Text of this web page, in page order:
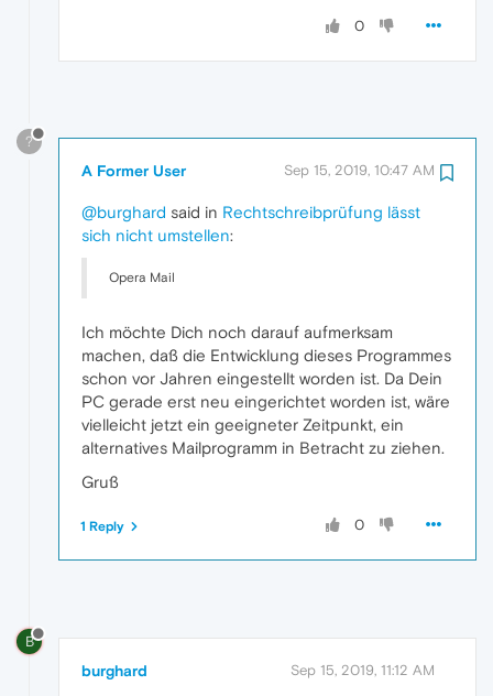
0
?
A Former User Sep 15, 2019, 10:47 AM
@burghard said in Rechtschreibprüfung lässt
sich nicht umstellen:
Opera Mail
Ich möchte Dich noch darauf aufmerksam
machen, daß die Entwicklung dieses Programmes
schon vor Jahren eingestellt worden ist. Da Dein
PC gerade erst neu eingerichtet worden ist, wäre
vielleicht jetzt ein geeigneter Zeitpunkt, ein
alternatives Mailprogramm in Betracht zu ziehen.
Gruß
0
1 Reply
B
burghard Sep 15, 2019, 11:12 AM